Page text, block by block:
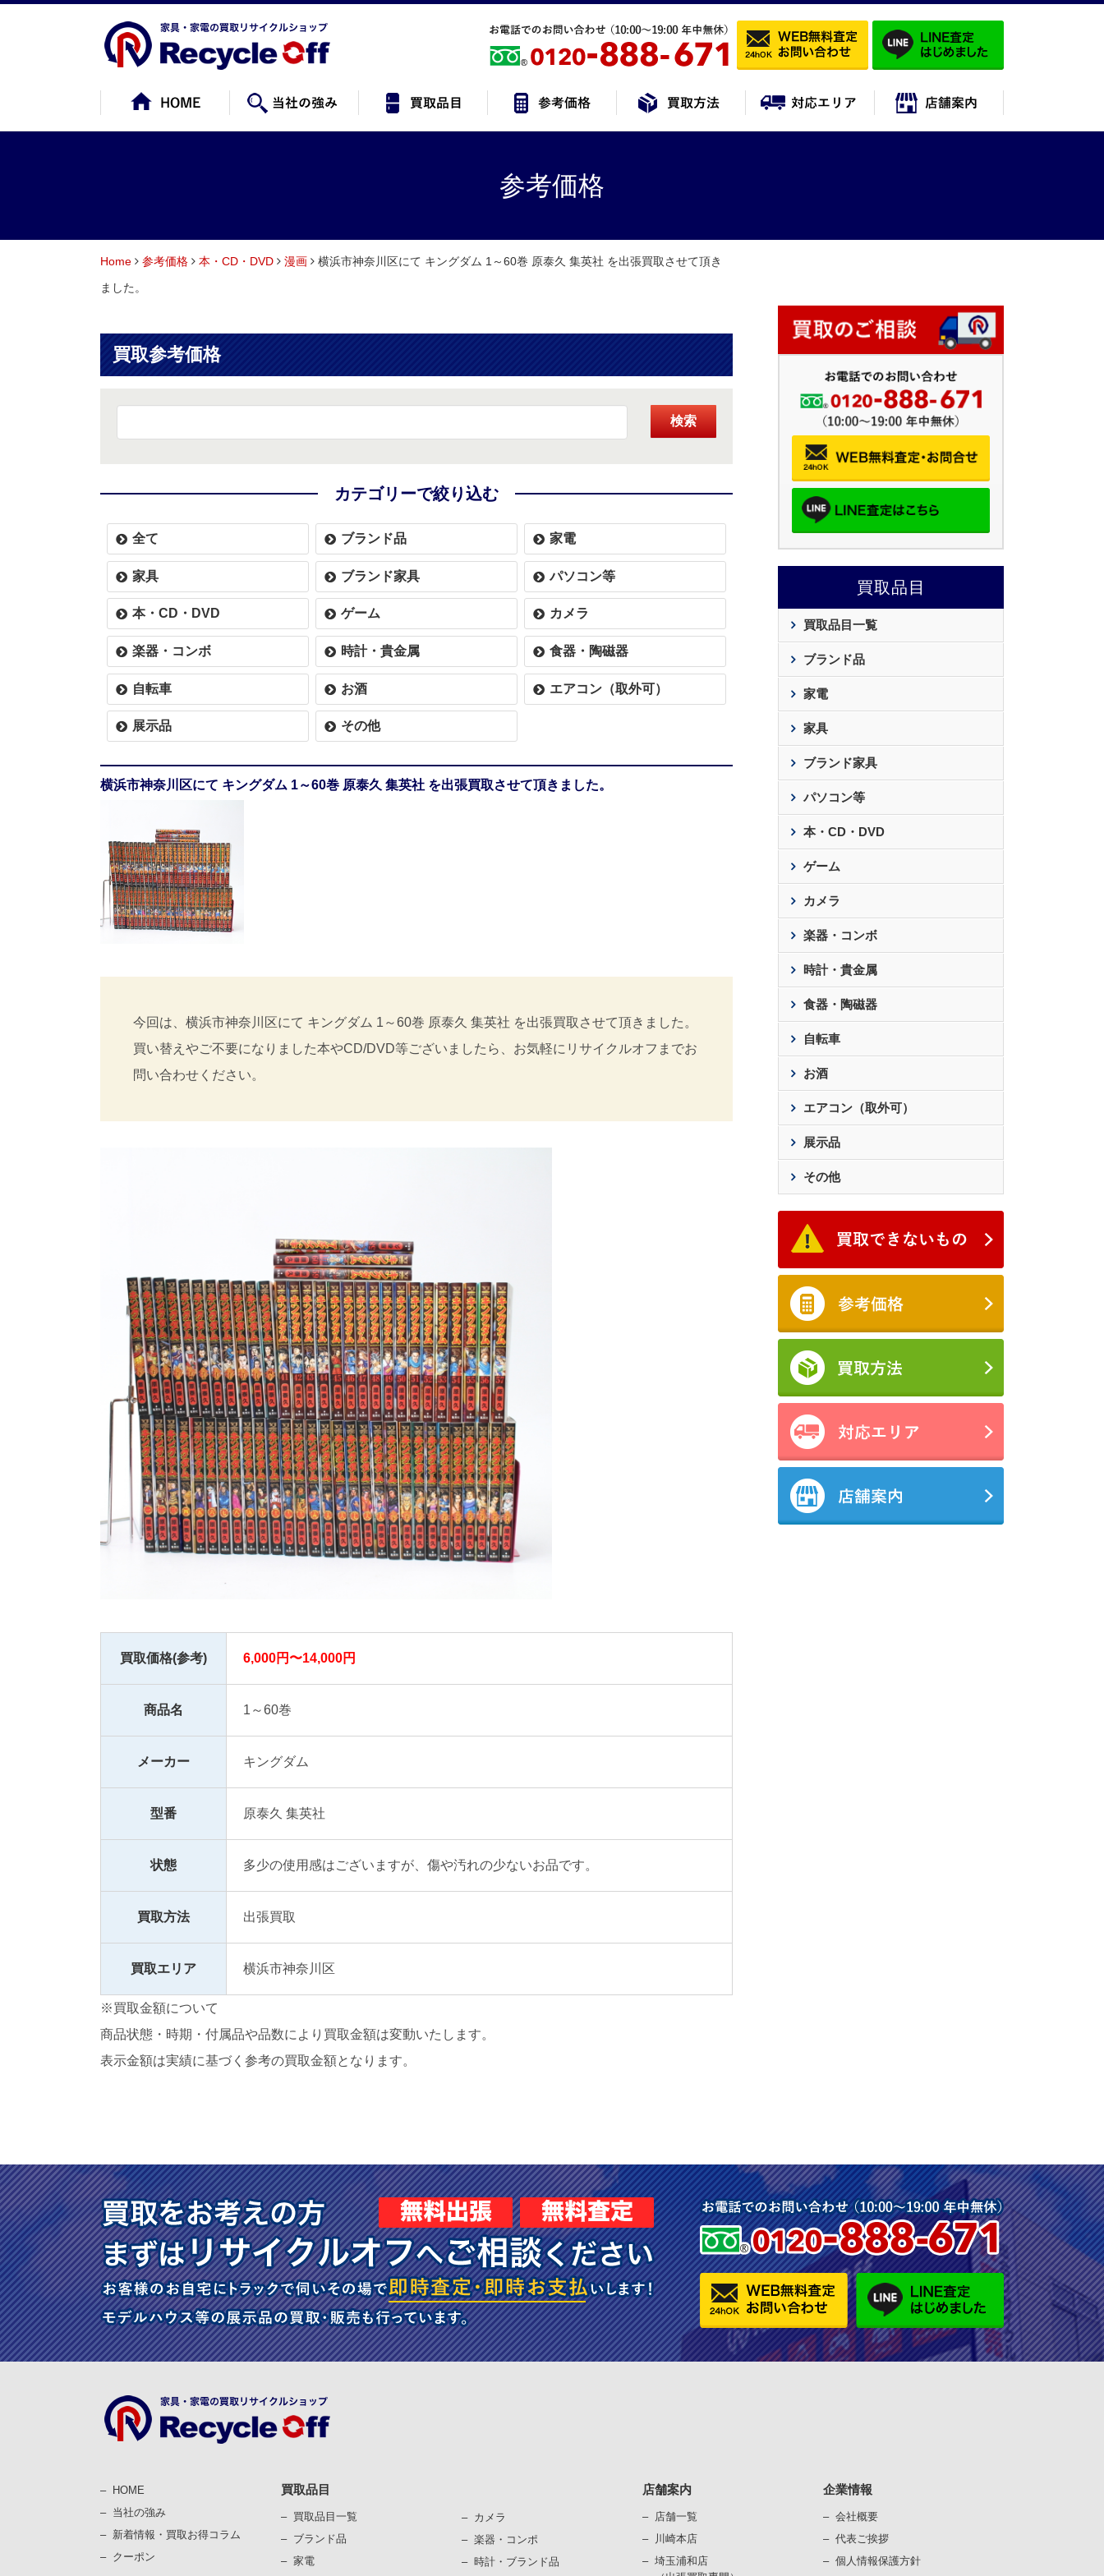
参考価格
Home 参考価格 本・CD・DVD 漫画
横浜市神奈川区にて キングダム 1～60巻 原泰久 集英社 を出張買取させて頂き
ました。
買取参考価格
検索
カテゴリーで絞り込む
全て ブランド品 家電
家具 ブランド家具 パソコン等
本・CD・DVD ゲーム カメラ
楽器・コンボ 時計・貴金属 食器・陶磁器
自転車 お酒 エアコン（取外可）
展示品 その他
横浜市神奈川区にて キングダム 1～60巻 原泰久 集英社 を出張買取させて頂きました。
今回は、横浜市神奈川区にて キングダム 1～60巻 原泰久 集英社 を出張買取させて頂きました。
買い替えやご不要になりました本やCD/DVD等ございましたら、お気軽にリサイクルオフまでお
問い合わせください。
買取価格(参考) 6,000円〜14,000円
商品名 1～60巻
メーカー キングダム
型番 原泰久 集英社
状態 多少の使用感はございますが、傷や汚れの少ないお品です。
買取方法 出張買取
買取エリア 横浜市神奈川区
※買取金額について
商品状態・時期・付属品や品数により買取金額は変動いたします。
表示金額は実績に基づく参考の買取金額となります。
買取品目
買取品目一覧
ブランド品
家電
家具
ブランド家具
パソコン等
本・CD・DVD
ゲーム
カメラ
楽器・コンボ
時計・貴金属
食器・陶磁器
自転車
お酒
エアコン（取外可）
展示品
その他
HOME
当社の強み
新着情報・買取お得コラム
クーポン
買取品目
買取品目一覧
ブランド品
家電
カメラ
楽器・コンポ
時計・ブランド品
店舗案内
店舗一覧
川崎本店
埼玉浦和店
企業情報
会社概要
代表ご挨拶
個⼈情報保護⽅針